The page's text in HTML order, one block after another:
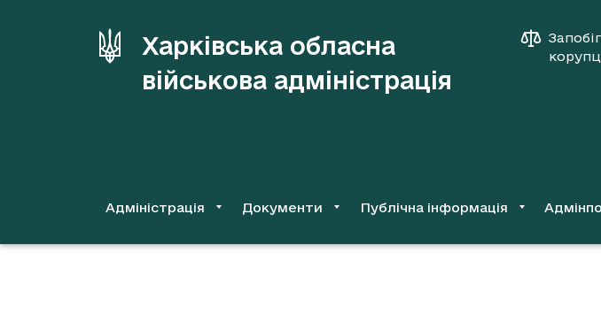
Харківська обласна
військова адміністрація
Адміністрація Документи Публічна інформація